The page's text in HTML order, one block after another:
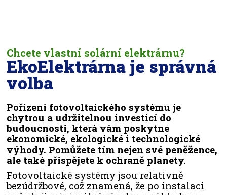
Chcete vlastní solární elektrárnu?
EkoElektrárna je správná
volba
Pořízení fotovoltaického systému je
chytrou a udržitelnou investicí do
budoucnosti, která vám poskytne
ekonomické, ekologické i technologické
výhody. Pomůžete tím nejen své peněžence,
ale také přispějete k ochraně planety.
Fotovoltaické systémy jsou relativně
bezúdržbové, což znamená, že po instalaci